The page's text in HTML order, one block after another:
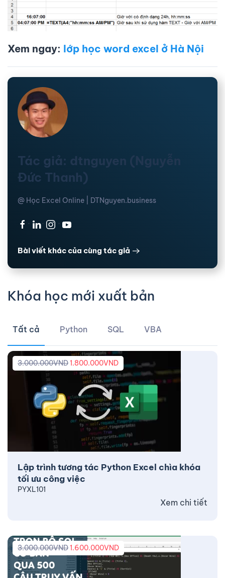
Xem ngay: lớp học word excel ở Hà Nội
Tác giả: dtnguyen (Nguyễn
Đức Thanh)
@ Học Excel Online | DTNguyen.business
· · ·
Bài viết khác của cùng tác giả
Khóa học mới xuất bản
Tất cả Python SQL VBA
Lập trình tương tác Python Excel chìa khóa
tối ưu công việc
3.000.000VND1.800.000VND
PYXL101
Xem chi tiết
3.000.000VND1.600.000VND